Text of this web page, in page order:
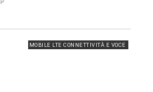
MOBILE LTE CONNETTIVITÀ E VOCE